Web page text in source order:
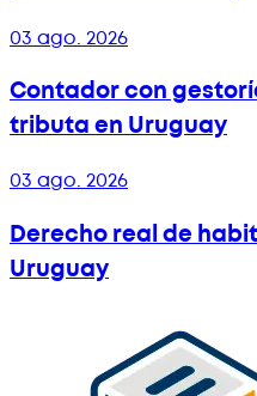
03 ago. 2026
Contador con
tributa en Uruguay
03 ago. 2026
Derecho real de
Uruguay